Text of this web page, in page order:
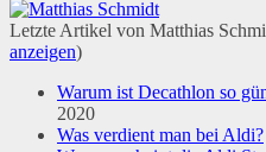
Letzte Artikel von Matthias
anzeigen)
Warum ist Decathlon so
2020
Was verdient man bei Aldi?